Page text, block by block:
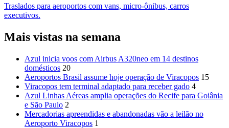
Traslados para aeroportos com vans, micro-ônibus, carros
executivos.
Mais vistas na semana
Azul inicia voos com Airbus A320neo em 14 destinos
domésticos 20
Aeroportos Brasil assume hoje operação de Viracopos 15
Viracopos tem terminal adaptado para receber gado 4
Azul Linhas Aéreas amplia operações do Recife para Goiânia
e São Paulo 2
Mercadorias apreendidas e abandonadas vão a leilão no
Aeroporto Viracopos 1